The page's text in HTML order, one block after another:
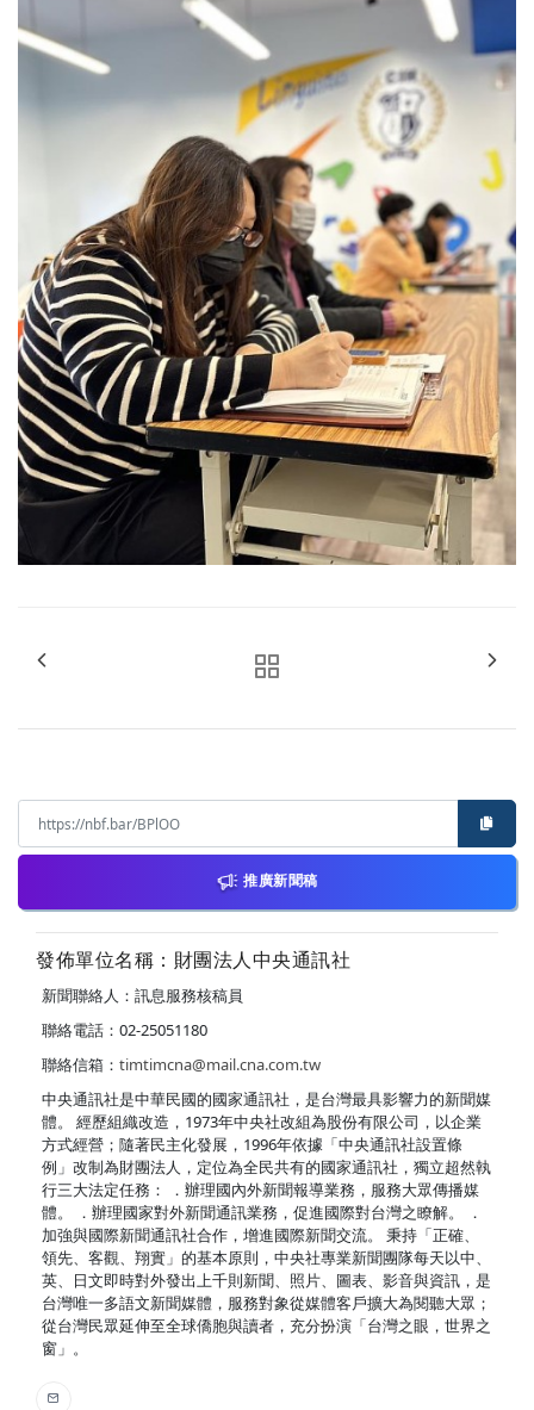
推廣新聞稿
發佈單位名稱：財團法人中央通訊社
新聞聯絡人：訊息服務核稿員
聯絡電話：02-25051180
聯絡信箱： timtimcna@mail.cna.com.tw
中央通訊社是中華民國的國家通訊社，是台灣最具影響力的新聞媒
體。 經歷組織改造，1973年中央社改組為股份有限公司，以企業
方式經營；隨著民主化發展，1996年依據「中央通訊社設置條
例」改制為財團法人，定位為全民共有的國家通訊社，獨立超然執
行三大法定任務： ．辦理國內外新聞報導業務，服務大眾傳播媒
體。 ．辦理國家對外新聞通訊業務，促進國際對台灣之瞭解。 ．
加強與國際新聞通訊社合作，增進國際新聞交流。 秉持「正確、
領先、客觀、翔實」的基本原則，中央社專業新聞團隊每天以中、
英、日文即時對外發出上千則新聞、照片、圖表、影音與資訊，是
台灣唯一多語文新聞媒體，服務對象從媒體客戶擴大為閱聽大眾；
從台灣民眾延伸至全球僑胞與讀者，充分扮演「台灣之眼，世界之
窗」。